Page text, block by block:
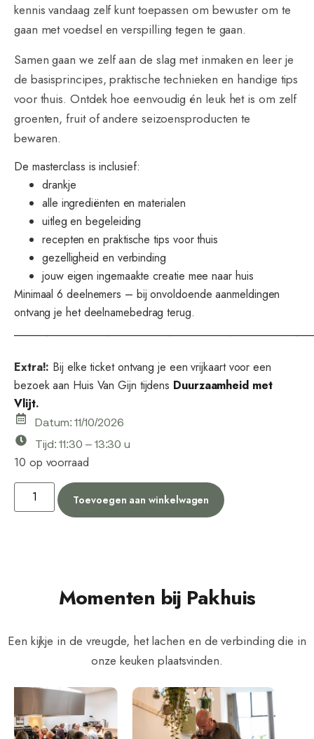
kennis vandaag zelf kunt toepassen om bewuster om te
gaan met voedsel en verspilling tegen te gaan.
Samen gaan we zelf aan de slag met inmaken en leer je
de basisprincipes, praktische technieken en handige tips
voor thuis. Ontdek hoe eenvoudig én leuk het is om zelf
groenten, fruit of andere seizoensproducten te
bewaren.
De masterclass is inclusief:
drankje
alle ingrediënten en materialen
uitleg en begeleiding
recepten en praktische tips voor thuis
gezelligheid en verbinding
jouw eigen ingemaakte creatie mee naar huis
Minimaal 6 deelnemers – bij onvoldoende aanmeldingen
ontvang je het deelnamebedrag terug.
Extra!: Bij elke ticket ontvang je een vrijkaart voor een
bezoek aan Huis Van Gijn tijdens Duurzaamheid met
Vlijt.
Datum: 11/10/2026
Tijd: 11:30 – 13:30 u
10 op voorraad
Toevoegen aan winkelwagen
Momenten bij Pakhuis
Een kijkje in de vreugde, het lachen en de verbinding die in
onze keuken plaatsvinden.